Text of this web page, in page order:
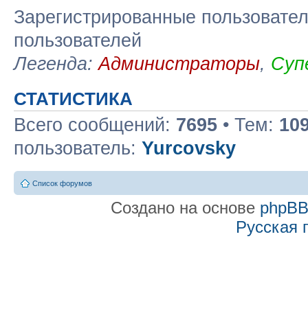
Зарегистрированные
пользователей
Легенда:Администраторы,
СТАТИСТИКА
Всего сообщений: 7695 • Тем:
пользователь: Yurcovsky
Список форумов
Создано на основе phpBB
Русская